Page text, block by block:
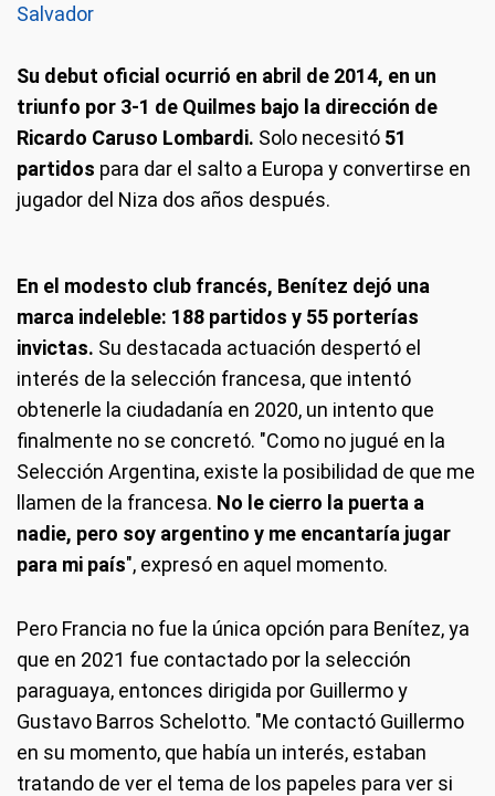
Salvador
Su debut oficial ocurrió en abril de 2014, en un
triunfo por 3-1 de Quilmes bajo la dirección de
Ricardo Caruso Lombardi. Solo necesitó 51
partidos para dar el salto a Europa y convertirse en
jugador del Niza dos años después.
En el modesto club francés, Benítez dejó una
marca indeleble: 188 partidos y 55 porterías
invictas. Su destacada actuación despertó el
interés de la selección francesa, que intentó
obtenerle la ciudadanía en 2020, un intento que
finalmente no se concretó. "Como no jugué en la
Selección Argentina, existe la posibilidad de que me
llamen de la francesa. No le cierro la puerta a
nadie, pero soy argentino y me encantaría jugar
para mi país", expresó en aquel momento.
Pero Francia no fue la única opción para Benítez, ya
que en 2021 fue contactado por la selección
paraguaya, entonces dirigida por Guillermo y
Gustavo Barros Schelotto. "Me contactó Guillermo
en su momento, que había un interés, estaban
tratando de ver el tema de los papeles para ver si